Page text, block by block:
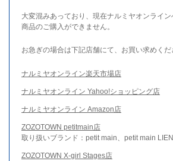
大変混みあっており、現在ナルミヤオンライ
商品のご購入ができません。
お急ぎの場合は下記店舗にて、お買い求めくだ
ナルミヤオンライン楽天市場店
ナルミヤオンライン Yahoo!ショッピング店
ナルミヤオンライン Amazon店
ZOZOTOWN petitmain店
取り扱いブランド：petit main、petit main
ZOZOTOWN X-girl Stages店